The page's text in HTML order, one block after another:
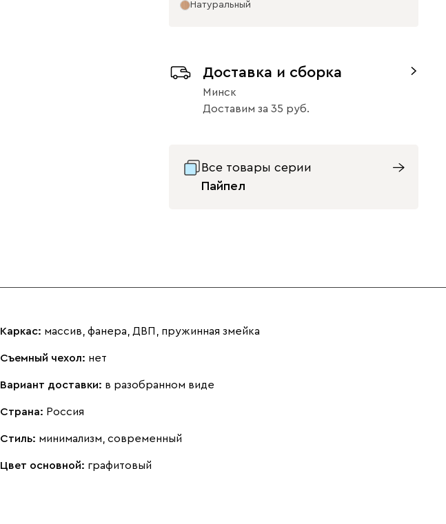
Айвори (Ivory)
Горчичный
Дымчатый
Коралловый
(Coral)
Розовый (Rose) Серый (Grey)
Сливовый
Натуральный
Графит металл Натуральный
Доставка и сборка
Минск
Доставим за 35
Все товары серии
Пайпел
Каркас: массив, фанера, ДВП, пружинная змейка
Съемный чехол: нет
Вариант доставки: в разобранном виде
Страна: Россия
Стиль: минимализм, современный
Цвет основной: графитовый